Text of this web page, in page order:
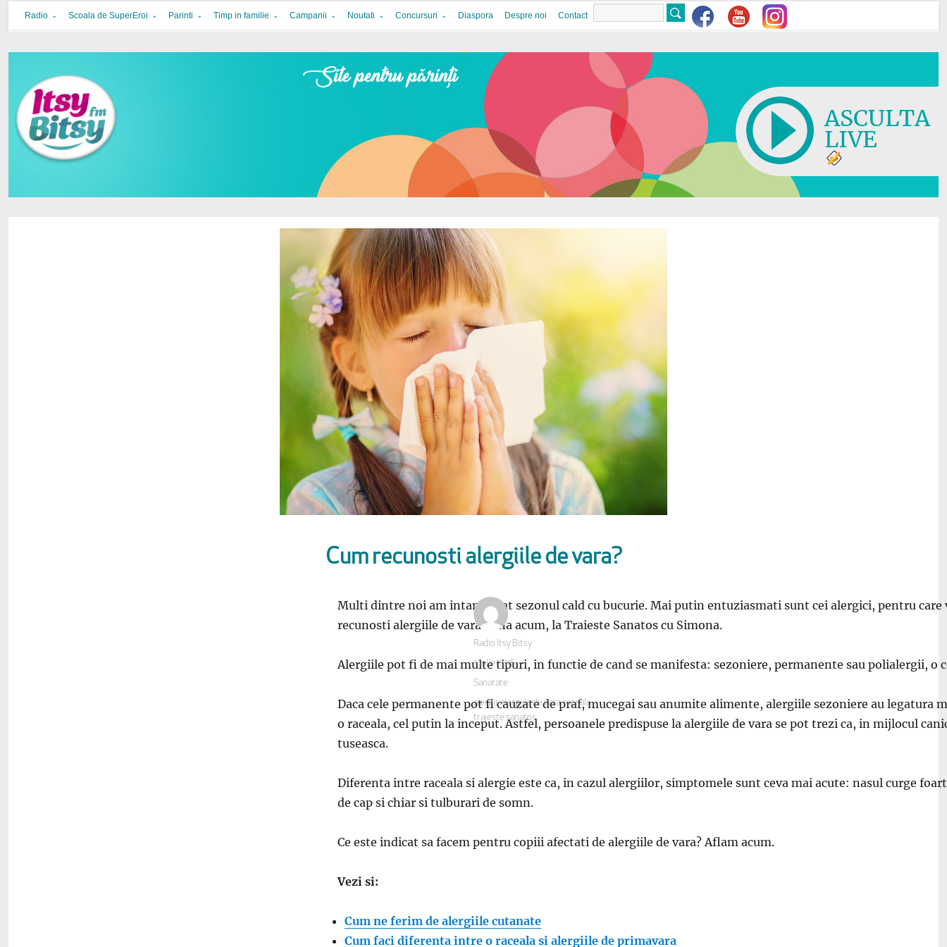
Itsy Bitsy
bucurie in familie
Radio Scoala de SuperEroi Parinti Timp in familie Campanii Noutati Concursuri Diaspora Despre noi Contact
ASCULTA
LIVE
Cum recunosti alergiile de vara?
Multi dintre noi am intampinat sezonul cald cu bucurie. Mai putin entuziasmati sunt cei alergici, pentru care
recunosti alergiile de vara? Afla acum, la Traieste Sanatos cu Simona.
Alergiile pot fi de mai multe tipuri, in functie de cand se manifesta: sezoniere, permanente sau polialergii, o
Daca cele permanente pot fi cauzate de praf, mucegai sau anumite alimente, alergiile sezoniere au
o raceala, cel putin la inceput. Astfel, persoanele predispuse la alergiile de vara se pot trezi ca, in mijlocul
tuseasca.
Diferenta intre raceala si alergie este ca, in cazul alergiilor, simptomele sunt ceva mai acute: nasul curge
de cap si chiar si tulburari de somn.
Ce este indicat sa facem pentru copiii afectati de alergiile de vara? Aflam acum.
Vezi si:
Cum ne ferim de alergiile cutanate
Cum faci diferenta intre o raceala si alergiile de primavara
Autor
Radio Itsy Bitsy
Publicat
pe
5 iulie 2016
Categorii
Sanatate
Etichete
alergii,alergiile de vara,raceala,
traieste sanatos